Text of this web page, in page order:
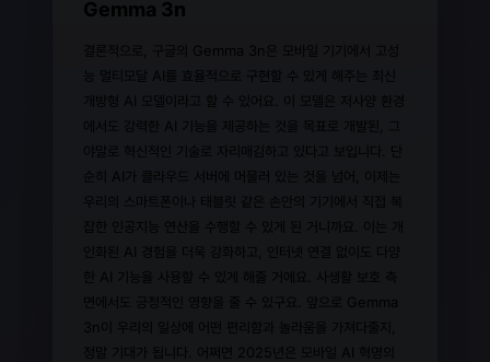
Gemma 3n
결론적으로, 구글의 Gemma 3n은 모바일 기기에서 고성
능 멀티모달 AI를 효율적으로 구현할 수 있게 해주는 최신
개방형 AI 모델이라고 할 수 있어요. 이 모델은 저사양 환경
에서도 강력한 AI 기능을 제공하는 것을 목표로 개발된, 그
야말로 혁신적인 기술로 자리매김하고 있다고 보입니다. 단
순히 AI가 클라우드 서버에 머물러 있는 것을 넘어, 이제는
우리의 스마트폰이나 태블릿 같은 손안의 기기에서 직접 복
잡한 인공지능 연산을 수행할 수 있게 된 거니까요. 이는 개
인화된 AI 경험을 더욱 강화하고, 인터넷 연결 없이도 다양
한 AI 기능을 사용할 수 있게 해줄 거에요. 사생활 보호 측
면에서도 긍정적인 영향을 줄 수 있구요. 앞으로 Gemma
3n이 우리의 일상에 어떤 편리함과 놀라움을 가져다줄지,
정말 기대가 됩니다. 어쩌면 2025년은 모바일 AI 혁명의